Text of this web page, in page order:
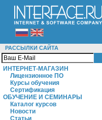
РАССЫЛКИ САЙТА
ИНТЕРНЕТ-МАГАЗИН
Лицензионное ПО
Курсы обучения
Сертификация
ОБУЧЕНИЕ И СЕМИНАРЫ
Каталог курсов
Новости
Статьи